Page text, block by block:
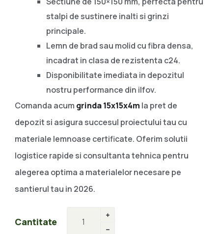
stalpi de sustinere inalti si grinzi
principale.
Lemn de brad sau molid cu fibra densa,
incadrat in clasa de rezistenta c24.
Disponibilitate imediata in depozitul
nostru performance din ilfov.
Comanda acum grinda 15x15x4m la pret de
depozit si asigura succesul proiectului tau cu
materiale lemnoase certificate. Oferim solutii
logistice rapide si consultanta tehnica pentru
alegerea optima a materialelor necesare pe
santierul tau in 2026.
Cantitate